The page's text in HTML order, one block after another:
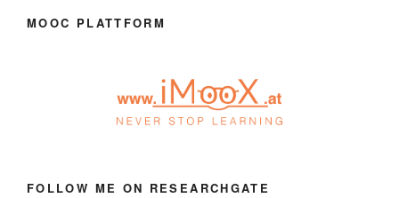
MOOC PLATTFORM
FOLLOW ME ON RESEARCHGATE